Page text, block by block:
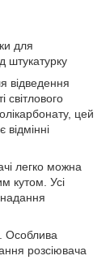
для
штукатурку
відведення
світлового
цей
відмінні
легко можна
кутом. Усі
Особлива
розсіювача